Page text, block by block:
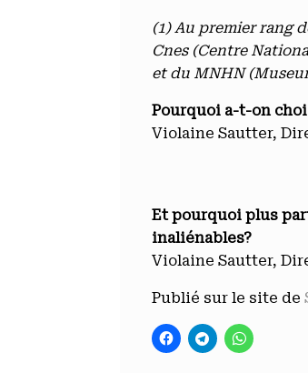
(1) Au premier rang
Cnes (Centre
et du MNHN
Pourquoi a-t-on
Violaine Sautter,
Et pourquoi plus
inaliénables?
Violaine Sautter,
Publié sur le site de